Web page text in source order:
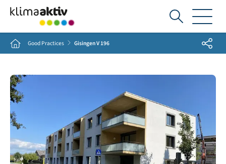
Ich
suche...
Home Good Practices Gisingen V 196 Share